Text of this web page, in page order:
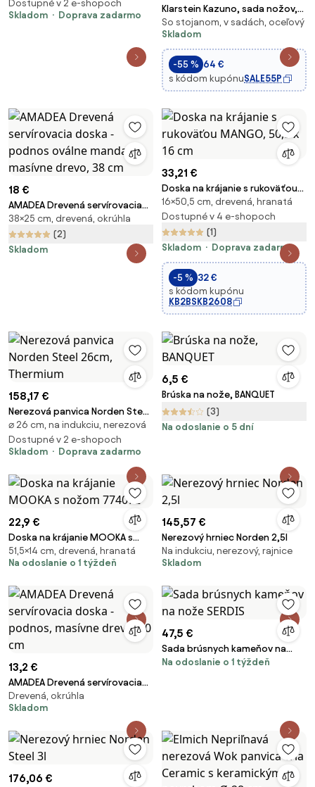
Dostupné v 2 e-shopoch
Skladom
Doprava zadarmo
Klarstein Kazuno, sada nožov,
7-dielna, magnetický blok, PVD,
titánový povrch
So stojanom, v sadách, oceľový
Skladom
-55 % 64 €
s kódom kupónuSALE55P
18 €
AMADEA Drevená servírovacia
doska - podnos oválne
mandala, masívne drevo, 38 cm
38×25 cm, drevená, okrúhla
(2)
Skladom
33,21 €
Doska na krájanie s rukoväťou
MANGO, 50,5 x 16 cm
16×50,5 cm, drevená, hranatá
Dostupné v 4 e-shopoch
(1)
Skladom
Doprava zadarmo
-5 % 32 €
s kódom kupónu
KB2BSKB2608
158,17 €
Nerezová panvica Norden Steel
26cm, Thermium
⌀ 26 cm, na indukciu, nerezová
Dostupné v 2 e-shopoch
Skladom
Doprava zadarmo
6,5 €
Brúska na nože, BANQUET
(3)
Na odoslanie o 5 dní
22,9 €
Doska na krájanie MOOKA s
nožom 774072
51,5×14 cm, drevená, hranatá
Na odoslanie o 1 týždeň
145,57 €
Nerezový hrniec Norden 2,5l
Na indukciu, nerezový, rajnice
Skladom
13,2 €
AMADEA Drevená servírovacia
doska - podnos, masívne
drevo, 30 cm
Drevená, okrúhla
Skladom
47,5 €
Sada brúsnych kameňov na
nože SERDIS
Na odoslanie o 1 týždeň
176,06 €